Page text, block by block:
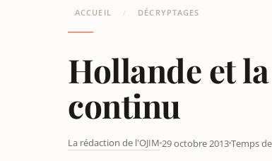
ACCUEIL / DÉCRYPTAGES
Hollande et
continu
La rédaction de l'OJIM 29 octobre 2013Temps